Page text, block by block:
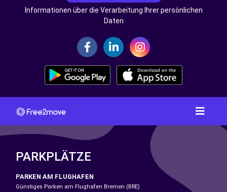
Informationen über die Verarbeitung Ihrer persönlichen
Daten
PARKPLÄTZE
PARKEN AM FLUGHAFEN
Günstiges Parken am Flughafen Bremen (BRE)